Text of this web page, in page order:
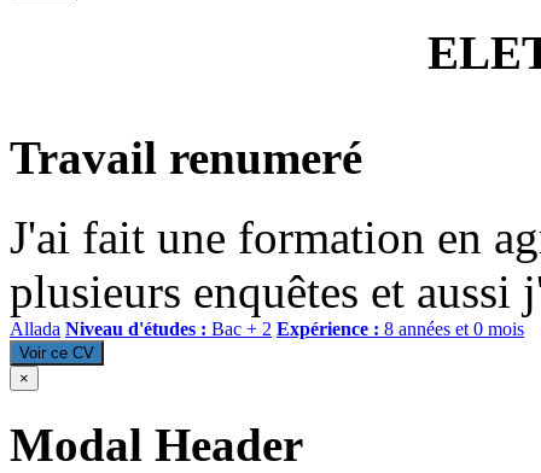
Travail renumeré
J'ai fait une formation en
plusieurs enquêtes et
Allada Niveau d'études : Bac + 2 Expérience : 8 années et 0 mois
Voir ce CV
×
Modal Header